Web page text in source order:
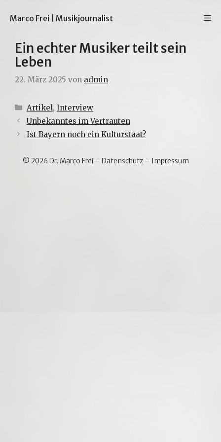
InhaltMarco Frei | Musikjournalist
Ein echter Musiker teilt sein
Leben
22. März 2025 von admin
Kategorien
Artikel, Interview
Unbekanntes im Vertrauten
Ist Bayern noch ein Kulturstaat?
© 2026 Dr. Marco Frei – Datenschutz– Impressum